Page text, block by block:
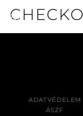
ADATVÉDELEM
ÁSZF